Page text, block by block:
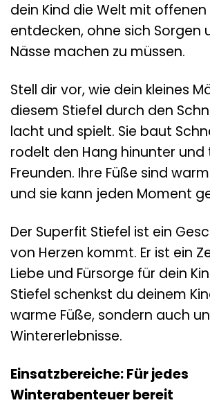
dein Kind die Welt mit offenen
entdecken, ohne sich Sorgen
Nässe machen zu müssen.
Stell dir vor, wie dein kleines
diesem Stiefel durch den
lacht und spielt. Sie baut
rodelt den Hang hinunter
Freunden. Ihre Füße sind
und sie kann jeden Moment
Der Superfit Stiefel ist ein
von Herzen kommt. Er ist ein
Liebe und Fürsorge für dein
Stiefel schenkst du deinem
warme Füße, sondern auch
Wintererlebnisse.
Einsatzbereiche: Für jedes
Winterabenteuer bereit